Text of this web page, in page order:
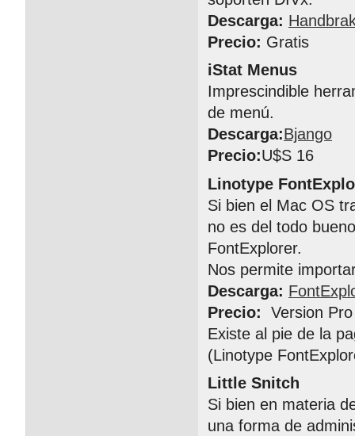
Descarga:
Precio: Gratis
iStat Menus
Imprescindible
de menú.
Descarga:Bjango
Precio:U$S 16
Linotype
Si bien el Mac OS
no es del todo
FontExplorer.
Nos permite
Descarga:
Precio: Version
Existe al pie de la
(Linotype
Little Snitch
Si bien en materia
una forma de